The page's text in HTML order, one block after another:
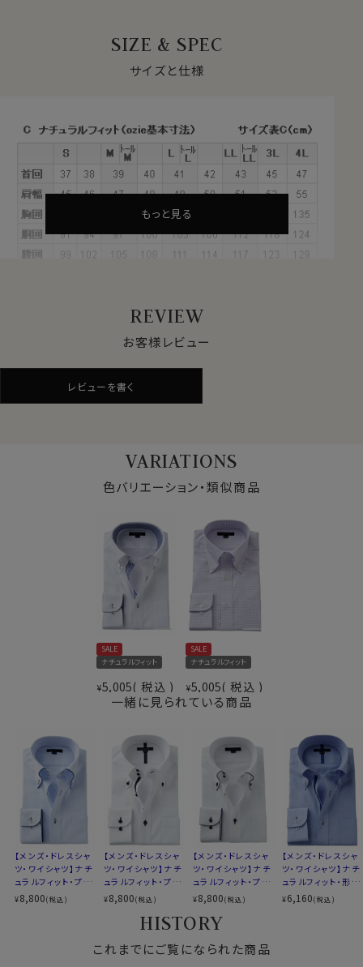
・汗や水分を吸い上げ、蒸発させる吸水速乾のドライ素材
・衣服内をドライに保ち、日常の快適な着心地をサポート
・シワになりにくい形態安定
・綿素材をブレンドすることで、自然な風合いを感じる素
材
これらの特長を備えた素材が、綿混のクールマックス®フ
ァブリックです。
●ナチュラルな着用感を大切にした快適ドライ素材
素材ならではの風合いをプラス。
ドライ感を保ちながらも、ナチュラルな素材感が特長で
す。
また着用時だけでなく、洗濯後の乾きが早いのもドライ
機能のメリットです。
●形態安定でお手入れ楽
綿とポリエステルの混紡素材は、もともと洗濯後のお手
入れがしやすい特性を持っていますが、さらに形態安定
洗濯後もしわが残りにくく、しわが気になる場合でも簡
単なアイロンがけでご着用いただけます。
また、ソフト感や素材感を引き立てるため特殊処理を施
その結果、吸水速乾性に加え、光沢感・ソフト感にも優
れ、着心地のよさと、お手入れのしやすさを併せ持った上
●クールマックス®エコメイド・ファイバー使用
100％再生ペットボトル素材から作られたクールマック
ス®エコメイド・ファイバーを使用。
ドライで快適な着心地を提供するとともに、環境にも配
慮したサスティナブル素材です。
●素材の違いで選ぶクールマックスシャツ
▼見た目や質感はよりナチュラルに、扱いやすさも欲しい
SIZE & SPEC
サイズと仕様
綿65％・ポリエステル35％
ドライ加工
（吸湿速乾素材＝COOLMAX®ファブリック）
形態安定
衿型
ドゥエボットーニ
ボタンダウン
キーパー なし
前立て
後身頃
バックダーツ入り
ポケット
ポケットあり
柄
織柄無地
カフス
ラウンドカット
アジャスタブル
コンバーチブルカフス
前3.5cm 後4.9cm
S-37～LL-43・3L-45･4L-47cm
トールM-88・L-90・LL-90cm
もっと見る
REVIEW
お客様レビュー
レビューを書く
VARIATIONS
色バリエーション・類似商品
SALE
ナチュラルフィット
¥5,005 税込
SALE
ナチュラルフィット
¥5,005 税込
一緒に見られている商品
【メンズ・ドレスシャ
ツ・ワイシャツ】ナチ
ュラルフィット・プレ
ミアムコットン・形態
安定・ドゥエボット
¥8,800(税込)
【メンズ・ドレスシャ
ツ・ワイシャツ】ナチ
ュラルフィット・プレ
ミアムコットン・形態
安定・ドゥエボット
ーニ・ボタンダウン
¥8,800(税込)
【メンズ・ドレスシャ
ツ・ワイシャツ】ナチ
ュラルフィット・プレ
ミアムコットン・形態
安定・ドゥエボット
ーニ・ボタンダウン
¥8,800(税込)
【メンズ・ドレスシャ
ツ・ワイシャツ】ナチ
ュラルフィット・形態
安定・ドゥエボット
ーニ・ボタンダウン・
¥6,160(税込)
HISTORY
これまでにご覧になられた商品